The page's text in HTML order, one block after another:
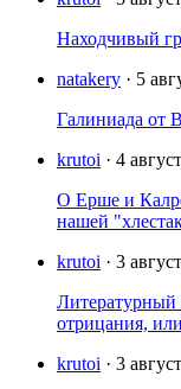
Находчивый
natakery · 5
Галиниада от
krutoi · 4
О Ерше и
нашей
krutoi · 3
Литературный
отрицания,
krutoi · 3